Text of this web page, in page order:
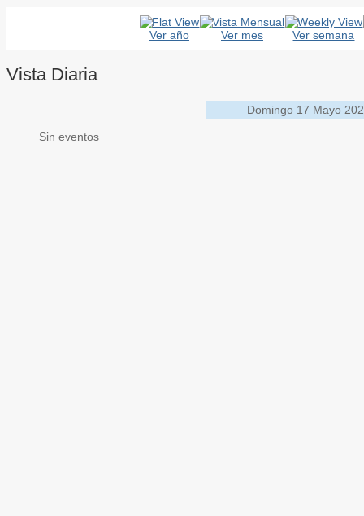
Ver año Ver mes Ver semana
Vista Diaria
Domingo 17 Mayo
Sin eventos